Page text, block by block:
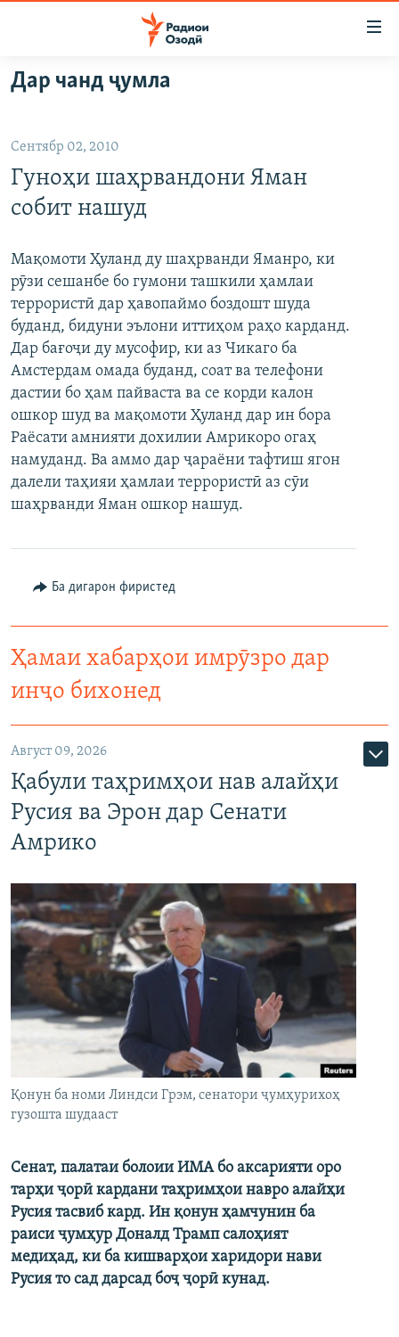
Ҷаҳиш
ба
аслӣ
ба
феҳристи
Ҷаҳиш
ҷустор
ГӮШАҲО
ҚАЗИЯИ "КРОКУС"
ОСИЁИ МАРКАЗӢ
ФАРҲАНГ
МЕҲМОНИ ОЗОДӢ
ВАРЗИШ
РӮЗГОРИ МУҲОҶИР
САЛОМ, ХОҲАР
ҶАНГ ДАР УКРАИНА
НАЗАРИ МАРДУМ
БЛОГИСТОН
ОЗОДӢ ОНЛАЙН
ЧАНДРАСОНАӢ
ВИДЕО
НИГОРИСТОН
ГУЗОРИШҲОИ РАДИОӢ
РӮЙХАТҲО
КИТОБҲОИ ОЗОДӢ
Русский
ПАЙГИРӢ КУНЕД
Ҳамаи сомонаҳои RFE/RL
Дар чанд ҷумла
Сентябр 02, 2010
Гуноҳи шаҳрвандони Яман
собит нашуд
Мақомоти Ҳуланд ду шаҳрванди Яманро, ки
рӯзи сешанбе бо гумони ташкили ҳамлаи
террористӣ дар ҳавопаймо боздошт шуда
буданд, бидуни эълони иттиҳом раҳо карданд.
Дар бағоҷи ду мусофир, ки аз Чикаго ба
Амстердам омада буданд, соат ва телефони
дастии бо ҳам пайваста ва се корди калон
ошкор шуд ва мақомоти Ҳуланд дар ин бора
Раёсати амнияти дохилии Амрикоро огаҳ
намуданд. Ва аммо дар ҷараёни тафтиш ягон
далели таҳияи ҳамлаи террористӣ аз сӯи
шаҳрванди Яман ошкор нашуд.
Ба дигарон фиристед
Ҳамаи хабарҳои имрӯзро дар
инҷо бихонед
Август 09, 2026
Қабули таҳримҳои нав алайҳи
Русия ва Эрон дар Сенати
Амрико
Қонун ба номи Линдси Грэм, сенатори ҷумҳурихоҳ
гузошта шудааст
Сенат, палатаи болоии ИМА бо аксарияти оро
тарҳи ҷорӣ кардани таҳримҳои навро алайҳи
Русия тасвиб кард. Ин қонун ҳамчунин ба
раиси ҷумҳур Доналд Трамп салоҳият
медиҳад, ки ба кишварҳои харидори нави
Русия то сад дарсад боҷ ҷорӣ кунад.